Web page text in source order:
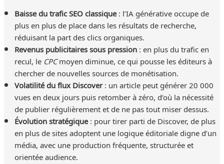
Baisse du trafic SEO classique: l’IA générative occupe de
plus en plus de place dans les résultats de recherche,
réduisant la part des clics organiques.
Revenus publicitaires sous pression: en plus du trafic en
recul, le CPCmoyen diminue, ce qui pousse les éditeurs à
chercher de nouvelles sources de monétisation.
Volatilité du flux Discover: un article peut générer 20 000
vues en deux jours puis retomber à zéro, d’où la nécessité
de publier régulièrement et de ne pas tout miser dessus.
Évolution stratégique: pour tirer parti de Discover, de plus
en plus de sites adoptent une logique éditoriale digne d’un
média, avec une production fréquente, structurée et
orientée audience.